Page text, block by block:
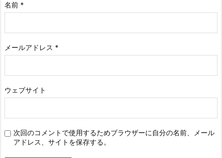
名前 *
メールアドレス *
ウェブサイト
次回のコメントで使用するためブラウザーに自分の名前、メール
アドレス、サイトを保存する。